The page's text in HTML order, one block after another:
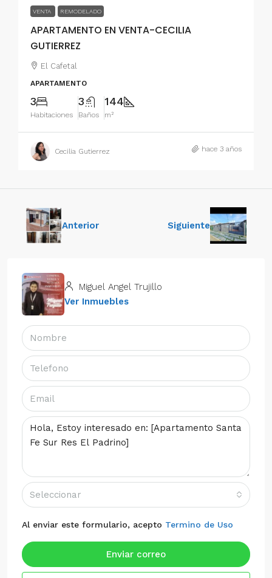
VENTA REMODELADO
APARTAMENTO EN VENTA-CECILIA
GUTIERREZ
El Cafetal
APARTAMENTO
3
Habitaciones
3
Baños
144
m²
Cecilia Gutierrez hace 3 años
Anterior Siguiente
Miguel Angel Trujillo
Ver Inmuebles
Seleccionar
Al enviar este formulario, acepto Termino de Uso
Enviar correo